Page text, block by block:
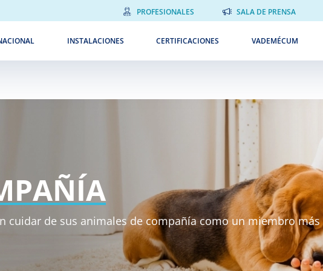
PROFESIONALES SALA DE PRENSA
INSTALACIONES CERTIFICACIONES VADEMÉCUM
cuidar de sus animales de compañía como un miembro